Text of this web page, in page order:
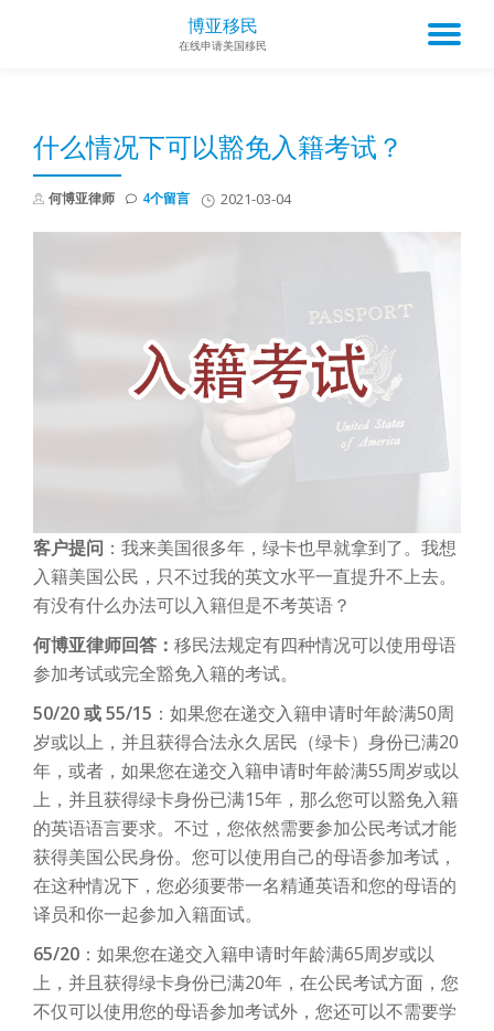
博亚移民
在线申请美国移民
什么情况下可以豁免入籍考试？
何博亚律师 2021-03-04
4个留言
客户提问 ：我来美国很多年，绿卡也早就拿到了。我想
入籍美国公民，只不过我的英文水平一直提升不上去。
有没有什么办法可以入籍但是不考英语？
何博亚律师回答： 移民法规定有四种情况可以使用母语
参加考试或完全豁免入籍的考试。
50/20 或 55/15 ：如果您在递交入籍申请时年龄满50周
岁或以上，并且获得合法永久居民（绿卡）身份已满20
年，或者，如果您在递交入籍申请时年龄满55周岁或以
上，并且获得绿卡身份已满15年，那么您可以豁免入籍
的英语语言要求。不过，您依然需要参加公民考试才能
获得美国公民身份。您可以使用自己的母语参加考试，
在这种情况下，您必须要带一名精通英语和您的母语的
译员和你一起参加入籍面试。
65/20 ：如果您在递交入籍申请时年龄满65周岁或以
上，并且获得绿卡身份已满20年，在公民考试方面，您
不仅可以使用您的母语参加考试外，您还可以不需要学